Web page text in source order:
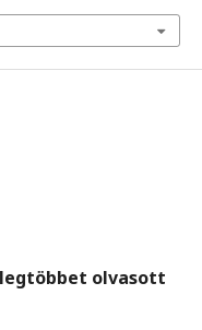
legtöbbet olvasott